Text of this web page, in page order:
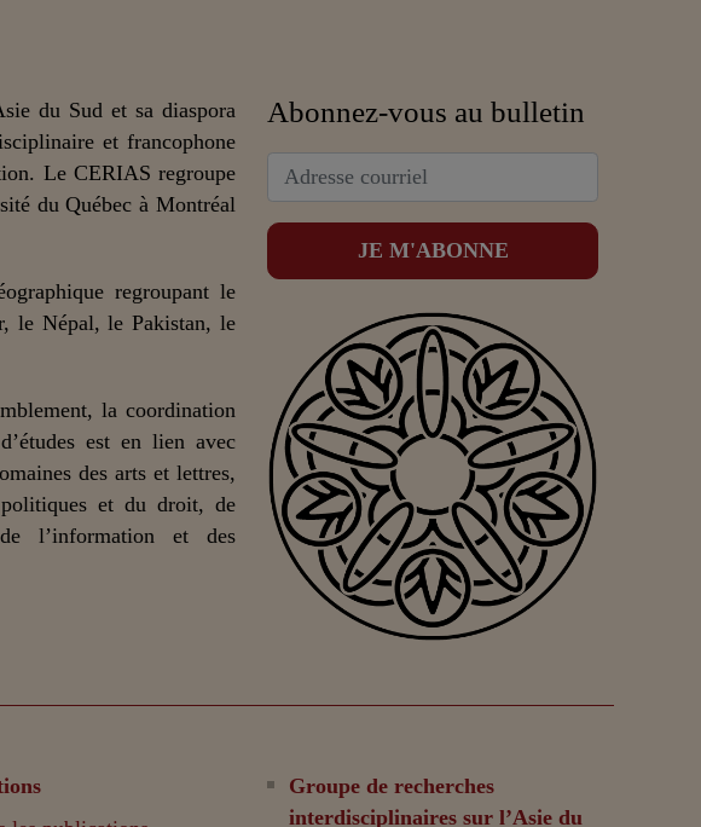
du Sud et sa diaspora
et francophone
Le CERIAS regroupe
du Québec à Montréal
regroupant le
le Népal, le Pakistan, le
la coordination
est en lien avec
des arts et lettres,
politiques et du droit, de
l’information et des
Abonnez-vous au bulletin
Groupe de recherches
interdisciplinaires sur l’Asie du